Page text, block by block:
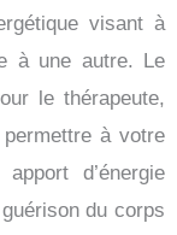
visant à
à une autre. Le
le thérapeute,
à votre
d’énergie
du corps